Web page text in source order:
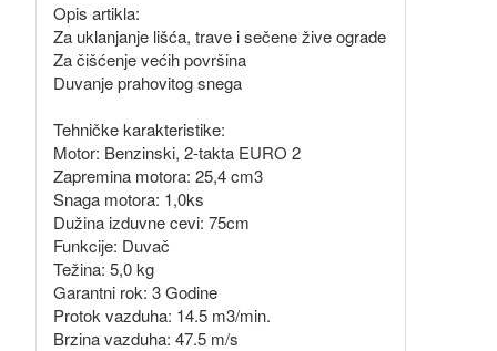
Opis artikla:
Za uklanjanje lišća, trave i sečene žive ograde
Za čišćenje većih površina
Duvanje prahovitog snega
Tehničke karakteristike:
Motor: Benzinski, 2-takta EURO 2
Zapremina motora: 25,4 cm3
Snaga motora: 1,0ks
Dužina izduvne cevi: 75cm
Funkcije: Duvač
Težina: 5,0 kg
Garantni rok: 3 Godine
Protok vazduha: 14.5 m3/min.
Brzina vazduha: 47.5 m/s